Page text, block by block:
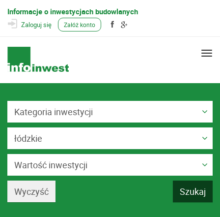
Informacje o inwestycjach budowlanych
Zaloguj się Załóż konto
Kategoria inwestycji
łódzkie
Wartość inwestycji